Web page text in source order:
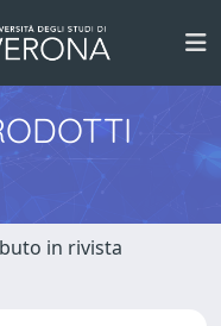
in rivista